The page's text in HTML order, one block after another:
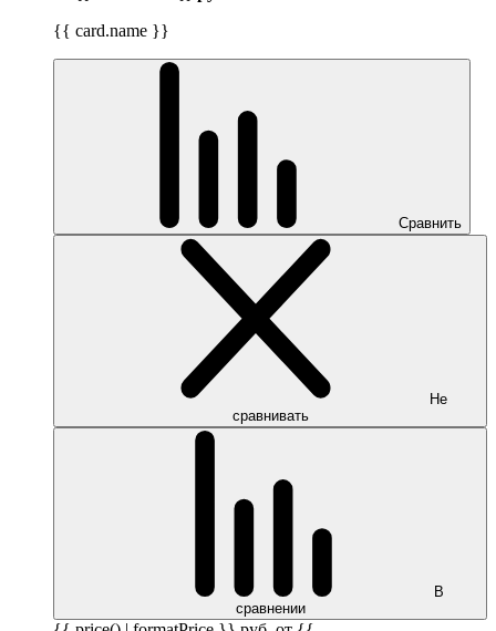
{{ card.name }}
Сравнить
Не
сравнивать
В
сравнении